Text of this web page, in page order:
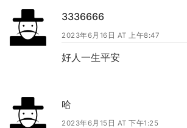
3336666
2023年6月16日 AT 上午8:47
好人一生平安
哈
2023年6月15日 AT 下午1:25